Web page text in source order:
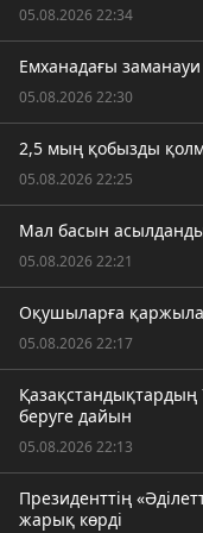
05.08.2026 22:34
Емханадағы заманауи
05.08.2026 22:30
2,5 мың қобызды
05.08.2026 22:25
Мал басын
05.08.2026 22:21
Оқушыларға
05.08.2026 22:17
беруге дайын
05.08.2026 22:13
Президенттің
жарық көрді